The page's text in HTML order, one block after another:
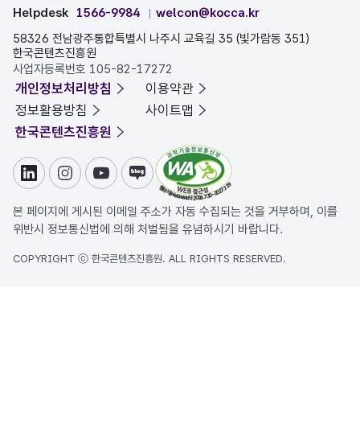
Helpdesk 1566-9984
welcon@kocca.kr
58326 전남광주통합특별시 나주시 교육길 35 (빛가람동 351)
한국콘텐츠진흥원
사업자등록번호 105-82-17272
개인정보처리방침
이용약관
정보활용방침
사이트맵
한국콘텐츠진흥원
링크드인인스타그램
유튜브블로그
본 페이지에 게시된 이메일 주소가 자동 수집되는 것을 거부하며, 이를
위반시 정보통신법에 의해 처벌됨을 유념하시기 바랍니다.
COPYRIGHT ⓒ 한국콘텐츠진흥원. ALL RIGHTS RESERVED.